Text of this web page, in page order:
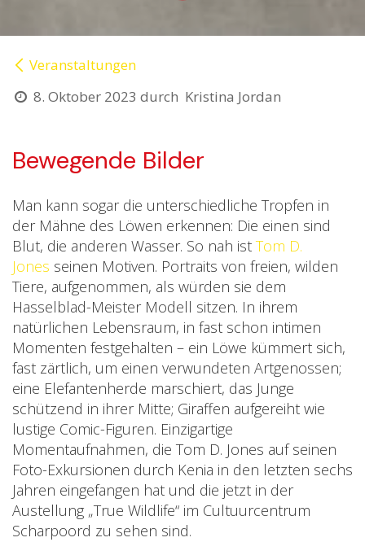
Veranstaltungen
8. Oktober 2023 durch Kristina Jordan
Bewegende Bilder
Man kann sogar die unterschiedliche Tropfen in
der Mähne des Löwen erkennen: Die einen sind
Blut, die anderen Wasser. So nah ist Tom D.
Jones seinen Motiven. Portraits von freien, wilden
Tiere, aufgenommen, als würden sie dem
Hasselblad-Meister Modell sitzen. In ihrem
natürlichen Lebensraum, in fast schon intimen
Momenten festgehalten – ein Löwe kümmert sich,
fast zärtlich, um einen verwundeten Artgenossen;
eine Elefantenherde marschiert, das Junge
schützend in ihrer Mitte; Giraffen aufgereiht wie
lustige Comic-Figuren. Einzigartige
Momentaufnahmen, die Tom D. Jones auf seinen
Foto-Exkursionen durch Kenia in den letzten sechs
Jahren eingefangen hat und die jetzt in der
Austellung „True Wildlife“ im Cultuurcentrum
Scharpoord zu sehen sind.